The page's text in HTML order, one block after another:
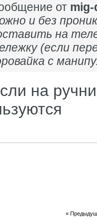
от
и без
на
(если
с
на
«